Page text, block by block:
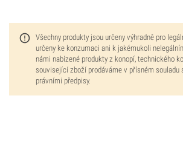
Všechny produkty jsou určeny výhradně pro
určeny ke konzumaci ani k jakémukoli
námi nabízené produkty z konopí, technického
související zboží prodáváme v přísném
právními předpisy.